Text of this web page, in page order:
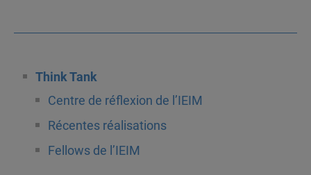
Think Tank
Centre de réflexion de l’IEIM
Récentes réalisations
Fellows de l’IEIM